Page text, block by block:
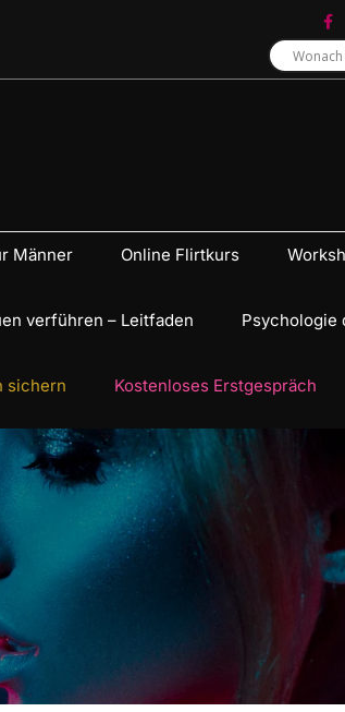
Männer Online Flirtkurs
verführen – Leitfaden Psychologie
sichern Kostenloses Erstgespräch